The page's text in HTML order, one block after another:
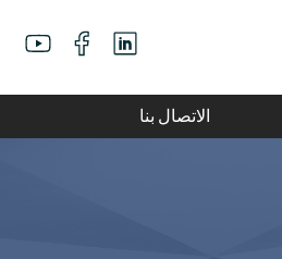
الاتصال بنا